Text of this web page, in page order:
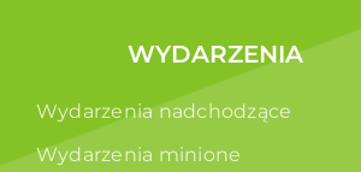
WYDARZENIA
Wydarzenia nadchodzące
Wydarzenia minione